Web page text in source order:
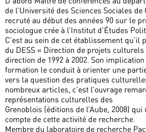
de l’Université des Sciences Sociales
recruté au début des années 90 sur le
sociologue crée à l’Institut d’Études
C’est au sein de cet établissement qu’il
du DESS « Direction de projets
direction de 1992 à 2002. Son
formation le conduit à orienter une
vers la question des pratiques
nombreux articles, c’est l’ouvrage
représentations culturelles des
Grenoblois (éditions de l’Aube, 2008)
compte de cette activité de recherche.
Membre du laboratoire de recherche